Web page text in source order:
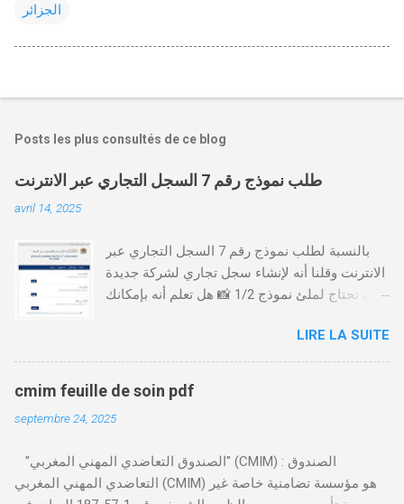
الجزائر
Posts les plus consultés de ce blog
طلب نموذج رقم 7 السجل التجاري عبر الانترنت
avril 14, 2025
بالنسبة لطلب نموذج رقم 7 السجل التجاري عبر
الانترنت وقلنا أنه لإنشاء سجل تجاري لشركة جديدة
أنت تحتاج لملئ نموذج 1/2 📸 هل تعلم أنه بإمكانك
من خلال الموقع التابع لوزارة العدل، بدون الحاجة
للتنقل للمحكمة التجارية
https://servicesenligne.justice.gov.ma كيفية
طلب النموذجين 7 و 9 من الإنترنت في المغرب .
الخطوات: الدخول إلى موقع المحاكم-
المعلومات الشخصية إضافة معلومات الطالب .
دفع واجب الأداء 20 درهم عن طريق البطاقة
LIRE LA SUITE
cmim feuille de soin pdf
septembre 24, 2025
"الصندوق التعاضدي المهني المغربي" (CMIM) : الصندوق
التعاضدي المهني المغربي (CMIM) هو مؤسسة تضامنية خاصة غير